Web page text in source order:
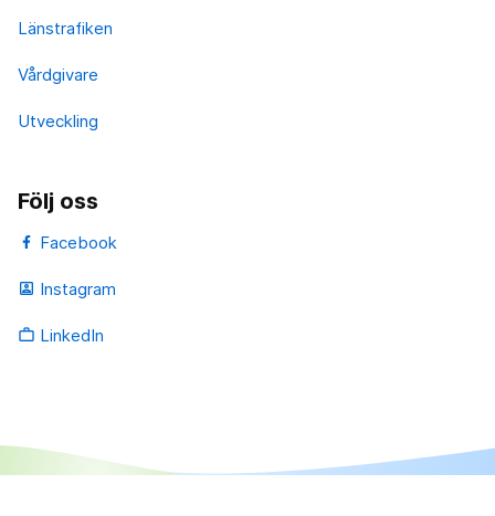
Länstrafiken
Vårdgivare
Utveckling
Följ oss
Facebook
portrait Instagram
work_outline LinkedIn